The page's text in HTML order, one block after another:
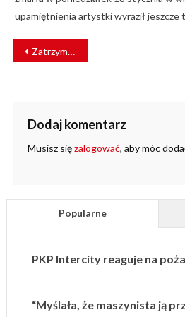
upamiętnienia artystki wyraził jeszcze
NAWIGACJA
WPISU
Zatrzymał pociąg pędzący 150 km/h. Powód zaskakuje
Dodaj komentarz
Musisz sięzalogować, aby móc
Popularne
PKP Intercity reaguje na
“Myślała, że maszynista ją